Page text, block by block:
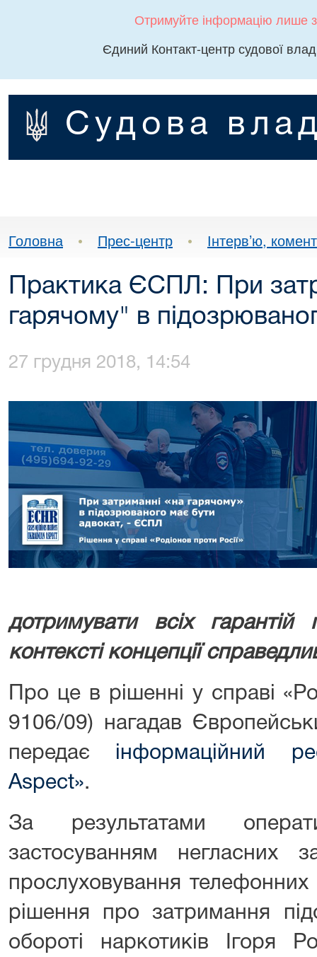
Отримуйте інформацію лише
Єдиний Контакт-центр судової
Судова
Головна • Прес-центр • Інтерв’ю,
Практика ЄСПЛ: При
гарячому" в
27 грудня 2018, 14:54
дотримувати всіх
контексті концепції
Про це в рішенні у справі
9106/09) нагадав
передає інформаційний
Aspect».
За результатами
застосуванням негласних
прослуховування
рішення про затримання
обороті наркотиків Ігоря